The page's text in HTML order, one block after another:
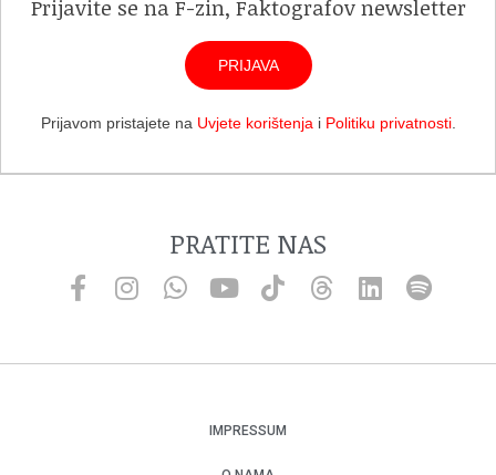
Prijavite se na F-zin, Faktografov newsletter
PRIJAVA
Prijavom pristajete na Uvjete korištenjai Politiku privatnosti.
PRATITE NAS
IMPRESSUM